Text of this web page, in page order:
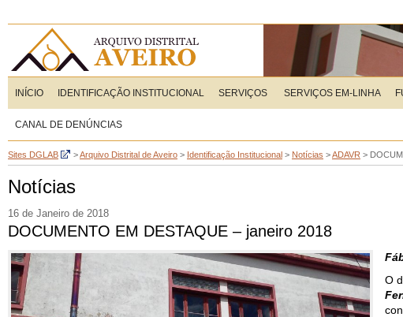
INÍCIO IDENTIFICAÇÃO INSTITUCIONAL SERVIÇOS SERVIÇOS EM-LINHA
CANAL DE DENÚNCIAS
Sites DGLAB >Arquivo Distrital de Aveiro > Identificação Institucional > Notícias >ADAVR >
Notícias
16 de Janeiro de 2018
DOCUMENTO EM DESTAQUE – janeiro 2018
O